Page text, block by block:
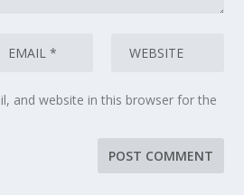
and website in this browser for the